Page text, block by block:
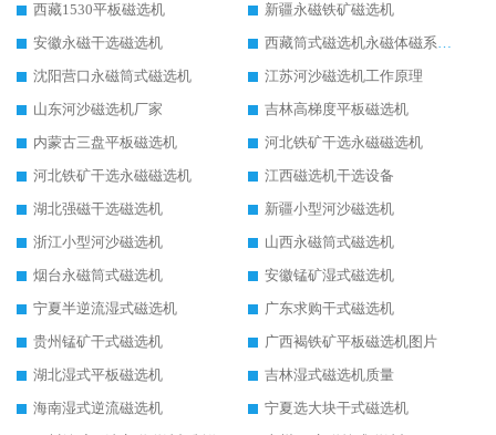
西藏1530平板磁选机
新疆永磁铁矿磁选机
安徽永磁干选磁选机
西藏筒式磁选机永磁体磁系设计
沈阳营口永磁筒式磁选机
江苏河沙磁选机工作原理
山东河沙磁选机厂家
吉林高梯度平板磁选机
内蒙古三盘平板磁选机
河北铁矿干选永磁磁选机
河北铁矿干选永磁磁选机
江西磁选机干选设备
湖北强磁干选磁选机
新疆小型河沙磁选机
浙江小型河沙磁选机
山西永磁筒式磁选机
烟台永磁筒式磁选机
安徽锰矿湿式磁选机
宁夏半逆流湿式磁选机
广东求购干式磁选机
贵州锰矿干式磁选机
广西褐铁矿平板磁选机图片
湖北湿式平板磁选机
吉林湿式磁选机质量
海南湿式逆流磁选机
宁夏选大块干式磁选机